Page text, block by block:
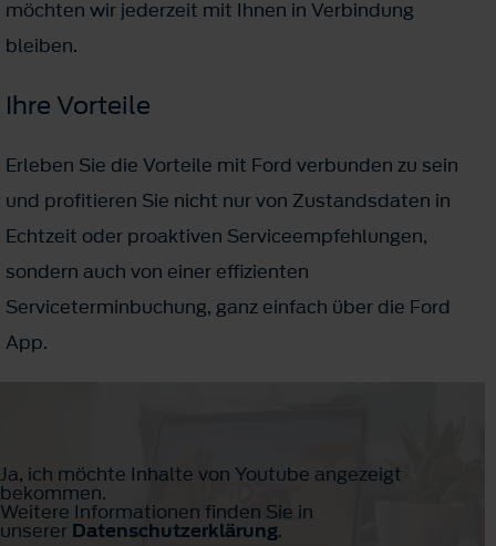
möchten wir jederzeit mit Ihnen in Verbindung
bleiben.
Ihre Vorteile
Erleben Sie die Vorteile mit Ford verbunden zu sein
und profitieren Sie nicht nur von Zustandsdaten in
Echtzeit oder proaktiven Serviceempfehlungen,
sondern auch von einer effizienten
Serviceterminbuchung, ganz einfach über die Ford
App.
Ja, ich möchte Inhalte von Youtube angezeigt
bekommen.
Weitere Informationen finden Sie in
unserer Datenschutzerklärung.